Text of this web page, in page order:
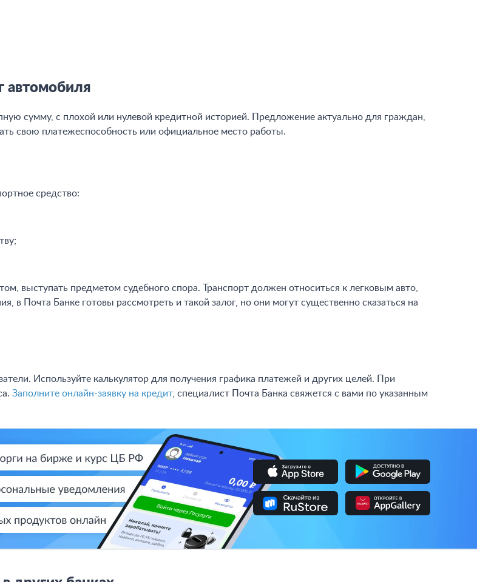
автомобиля
сумму, с плохой или нулевой кредитной историей. Предложение актуально для граждан,
средство:
в Почта Банке готовы рассмотреть и такой залог, но они могут существенно сказаться на
Используйте калькулятор для получения графика платежей и других целей. При
Заполните онлайн-заявку на кредит, специалист Почта Банка свяжется с вами по указанным